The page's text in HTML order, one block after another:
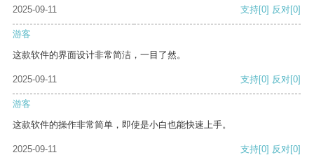
2025-09-11 支持[0] 反对[0]
游客
这款软件的界面设计非常简洁，一目了然。
2025-09-11 支持[0] 反对[0]
游客
这款软件的操作非常简单，即使是小白也能快速上手。
2025-09-11 支持[0] 反对[0]